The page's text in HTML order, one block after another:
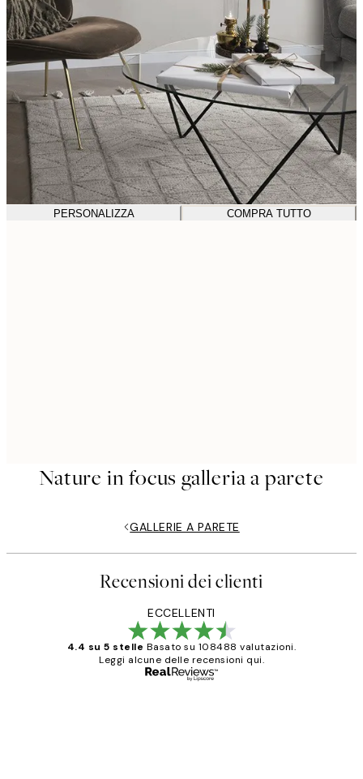
PERSONALIZZA COMPRA TUTTO
Nature in focus galleria a parete
GALLERIE A PARETE
Recensioni dei clienti
ECCELLENTI
4.4 su 5 stelle Basato su 108488 valutazioni.
Leggi alcune delle recensioni qui.